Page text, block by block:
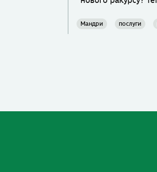
Мандри послуги